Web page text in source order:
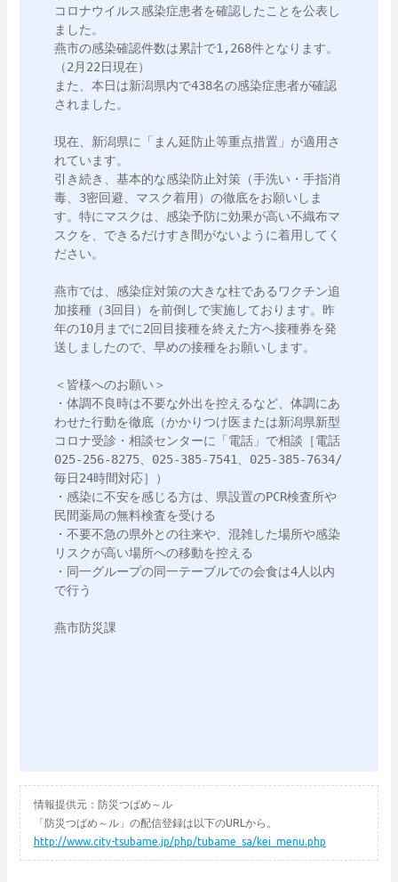
コロナウイルス感染症患者を確認したことを公表し
ました。
燕市の感染確認件数は累計で1,268件となります。
（2月22日現在）
また、本日は新潟県内で438名の感染症患者が確認
されました。
現在、新潟県に「まん延防止等重点措置」が適用さ
れています。
引き続き、基本的な感染防止対策（手洗い・手指消
毒、3密回避、マスク着用）の徹底をお願いしま
す。特にマスクは、感染予防に効果が高い不織布マ
スクを、できるだけすき間がないように着用してく
ださい。
燕市では、感染症対策の大きな柱であるワクチン追
加接種（3回目）を前倒しで実施しております。昨
年の10月までに2回目接種を終えた方へ接種券を発
送しましたので、早めの接種をお願いします。
＜皆様へのお願い＞
・体調不良時は不要な外出を控えるなど、体調にあ
わせた行動を徹底（かかりつけ医または新潟県新型
コロナ受診・相談センターに「電話」で相談［電話
025-256-8275、025-385-7541、025-385-7634/
毎日24時間対応］）
・感染に不安を感じる方は、県設置のPCR検査所や
民間薬局の無料検査を受ける
・不要不急の県外との往来や、混雑した場所や感染
リスクが高い場所への移動を控える
・同一グループの同一テーブルでの会食は4人以内
で行う
燕市防災課
情報提供元：防災つばめ～ル
「防災つばめ～ル」の配信登録は以下のURLから。
http://www.city-tsubame.jp/php/tubame_sa/kei_menu.php